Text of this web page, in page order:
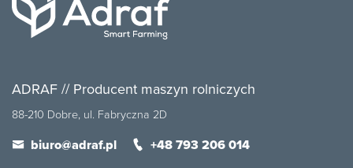
ADRAF // Producent maszyn rolniczych
88-210 Dobre, ul. Fabryczna 2D
biuro@adraf.pl +48 793 206 014